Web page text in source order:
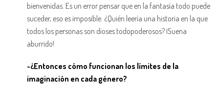
bienvenidas. Es un error pensar que en la fantasía todo puede
suceder, eso es imposible. ¿Quién leería una historia en la que
todos los personas son dioses todopoderosos? ¡Suena
aburrido!
-¿Entonces cómo funcionan los límites de la
imaginación en cada género?